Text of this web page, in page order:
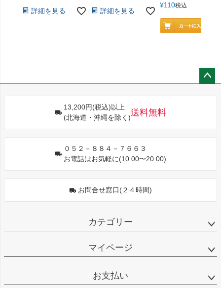
詳細を見る 詳細を見る
¥110税込
13,200円(税込)以上
(北海道・沖縄を除く)
送料無料
０５２－８８４－７６６３
お電話はお気軽に(10:00〜20:00)
お問合せ窓口(２４時間)
カテゴリー
マイページ
お支払い